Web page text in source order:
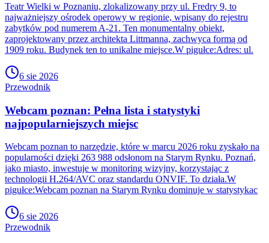
Teatr Wielki w Poznaniu, zlokalizowany przy ul. Fredry 9, to
najważniejszy ośrodek operowy w regionie, wpisany do rejestru
zabytków pod numerem A-21. Ten monumentalny obiekt,
zaprojektowany przez architekta Littmanna, zachwyca formą od
1909 roku. Budynek ten to unikalne miejsce.W pigułce:Adres: ul.
6 sie 2026
Przewodnik
Webcam poznan: Pełna lista i statystyki
najpopularniejszych miejsc
Webcam poznan to narzędzie, które w marcu 2026 roku zyskało na
popularności dzięki 263 988 odsłonom na Starym Rynku. Poznań,
jako miasto, inwestuje w monitoring wizyjny, korzystając z
technologii H.264/AVC oraz standardu ONVIF. To działa.W
pigułce:Webcam poznan na Starym Rynku dominuje w statystykac
6 sie 2026
Przewodnik